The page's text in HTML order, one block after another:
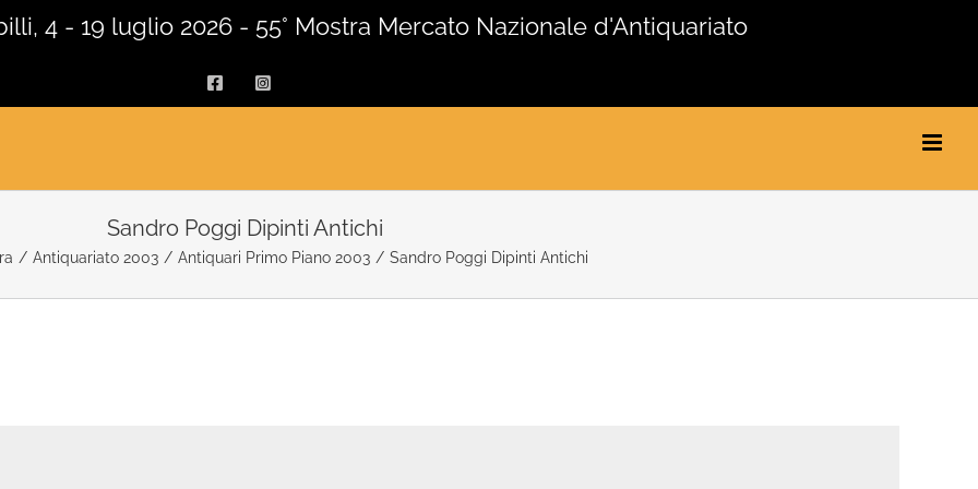
4 - 19 luglio 2026 - 55° Mostra Mercato Nazionale d'Antiquariato
FacebookInstagram
Sandro Poggi Dipinti Antichi
/ Antiquariato 2003 / Antiquari Primo Piano 2003 / Sandro Poggi Dipinti Antichi